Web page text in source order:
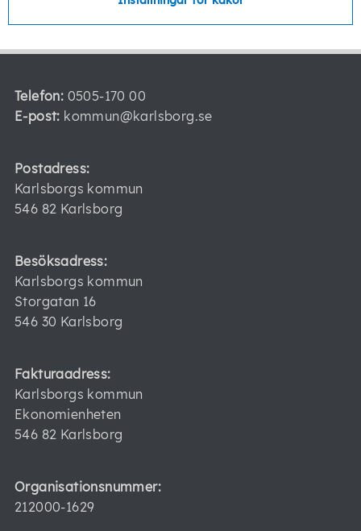
Telefon: 0505-170 00
E-post: kommun@karlsborg.se
Postadress:
Karlsborgs kommun
546 82 Karlsborg
Besöksadress:
Karlsborgs kommun
Storgatan 16
546 30 Karlsborg
Fakturaadress:
Karlsborgs kommun
Ekonomienheten
546 82 Karlsborg
Organisationsnummer:
212000-1629